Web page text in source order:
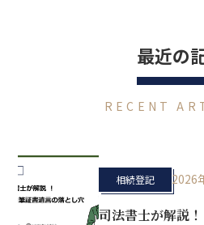
最近の
RECENT
相続登記 2026
司法書士が解説